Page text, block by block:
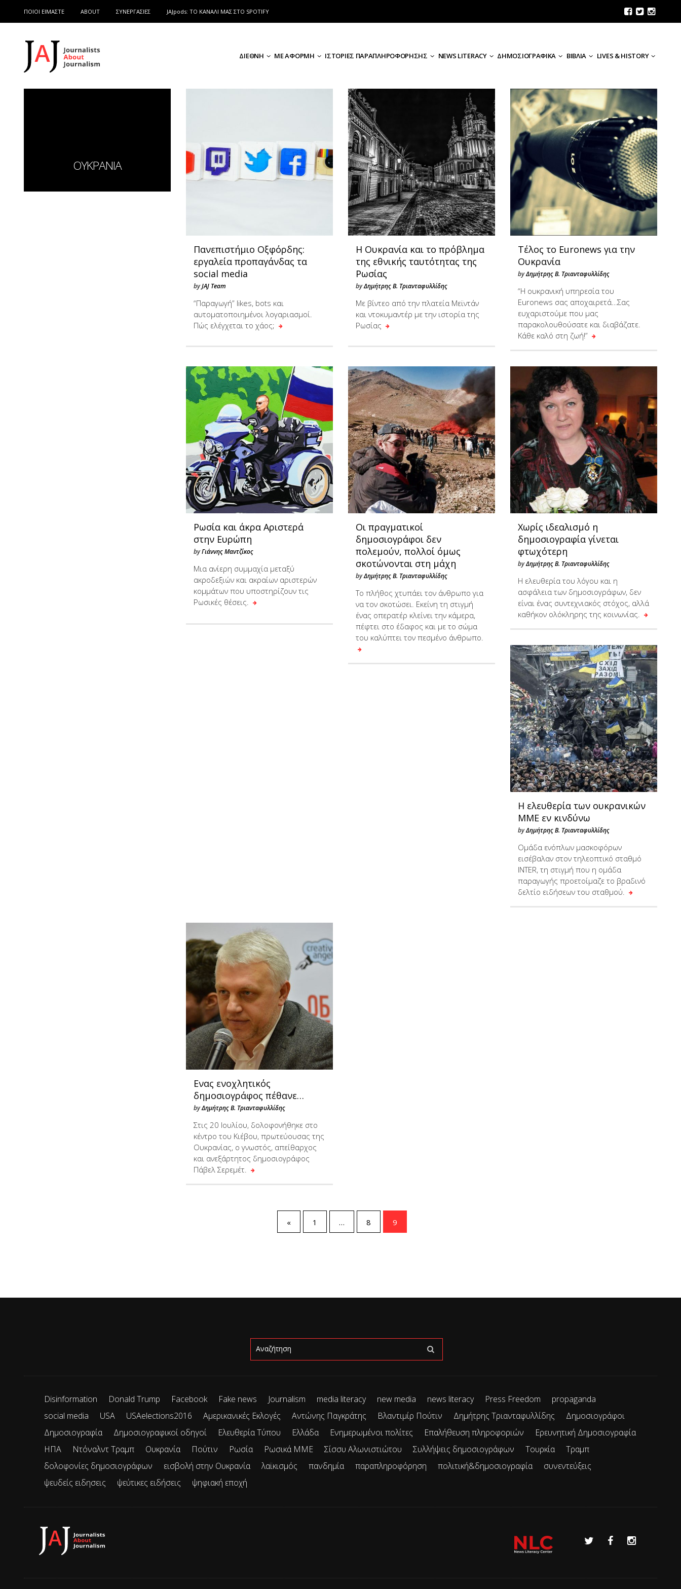
ΠΟΙΟΙ ΕΙΜΑΣΤΕ ABOUT ΣΥΝΕΡΓΑΣΙΕΣ JAJpods: TO ΚΑΝΑΛΙ ΜΑΣ ΣΤΟ SPOTIFY
ΔΙΕΘΝΗ ΜΕ ΑΦΟΡΜΗ ΙΣΤΟΡΙΕΣ ΠΑΡΑΠΛΗΡΟΦΟΡΗΣΗΣ NEWS LITERACY ΔΗΜΟΣΙΟΓΡΑΦΙΚΑ ΒΙΒΛΙΑ LIVES & HISTORY
ΟΥΚΡΑΝΙΑ
Πανεπιστήμιο Οξφόρδης:
εργαλεία προπαγάνδας τα
social media
byJAJ Team
“Παραγωγή” likes, bots και
αυτοματοποιημένοι λογαριασμοί.
Πώς ελέγχεται το χάος;
Η Ουκρανία και το πρόβλημα
της εθνικής ταυτότητας της
Ρωσίας
byΔημήτρης Β. Τριανταφυλλίδης
Με βίντεο από την πλατεία Μεϊντάν
και ντοκυμαντέρ με την ιστορία της
Ρωσίας
Τέλος το Euronews για την
Ουκρανία
byΔημήτρης Β. Τριανταφυλλίδης
“Η ουκρανική υπηρεσία του
Euronews σας αποχαιρετά…Σας
ευχαριστούμε που μας
παρακολουθούσατε και διαβάζατε.
Κάθε καλό στη ζωή!”
Ρωσία και άκρα Αριστερά
στην Ευρώπη
byΓιάννης Μαντζίκος
Μια ανίερη συμμαχία μεταξύ
ακροδεξιών και ακραίων αριστερών
κομμάτων που υποστηρίζουν τις
Ρωσικές θέσεις.
Οι πραγματικοί
δημοσιογράφοι δεν
πολεμούν, πολλοί όμως
σκοτώνονται στη μάχη
byΔημήτρης Β. Τριανταφυλλίδης
Το πλήθος χτυπάει τον άνθρωπο για
να τον σκοτώσει. Εκείνη τη στιγμή
ένας οπερατέρ κλείνει την κάμερα,
πέφτει στο έδαφος και με το σώμα
του καλύπτει τον πεσμένο άνθρωπο.
Χωρίς ιδεαλισμό η
δημοσιογραφία γίνεται
φτωχότερη
byΔημήτρης Β. Τριανταφυλλίδης
Η ελευθερία του λόγου και η
ασφάλεια των δημοσιογράφων, δεν
είναι ένας συντεχνιακός στόχος, αλλά
καθήκον ολόκληρης της κοινωνίας.
Η ελευθερία των ουκρανικών
ΜΜΕ εν κινδύνω
byΔημήτρης Β. Τριανταφυλλίδης
Ομάδα ενόπλων μασκοφόρων
εισέβαλαν στον τηλεοπτικό σταθμό
ΙΝΤER, τη στιγμή που η ομάδα
παραγωγής προετοίμαζε το βραδινό
δελτίο ειδήσεων του σταθμού.
Ενας ενοχλητικός
δημοσιογράφος πέθανε…
byΔημήτρης Β. Τριανταφυλλίδης
Στις 20 Ιουλίου, δολοφονήθηκε στο
κέντρο του Κιέβου, πρωτεύουσας της
Ουκρανίας, ο γνωστός, απείθαρχος
και ανεξάρτητος δημοσιογράφος
Πάβελ Σερεμέτ.
« 1 … 8 9
Disinformation Donald Trump Facebook Fake news Journalism media literacy new media news literacy Press Freedom
propaganda
social media
USA USAelections2016 Αμερικανικές Εκλογές Αντώνης Παγκράτης Βλαντιμίρ Πούτιν Δημήτρης Τριανταφυλλίδης
Δημοσιογράφοι
Δημοσιογραφία
Δημοσιογραφικοί οδηγοί Ελευθερία Τύπου Ελλάδα Ενημερωμένοι πολίτες Επαλήθευση πληροφοριών
Ερευνητική Δημοσιογραφία
ΗΠΑ
Ντόναλντ Τραμπ Ουκρανία Πούτιν Ρωσία Ρωσικά ΜΜΕ Σίσσυ Αλωνιστιώτου Συλλήψεις δημοσιογράφων Τουρκία
Τραμπ
δολοφονίες δημοσιογράφων
εισβολή στην Ουκρανία λαϊκισμός πανδημία παραπληροφόρηση πολιτική&δημοσιογραφία
συνεντεύξεις
ψευδείς ειδησεις
ψεύτικες ειδήσεις ψηφιακή εποχή